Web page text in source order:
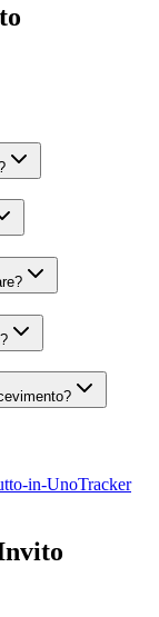
in-UnoTracker